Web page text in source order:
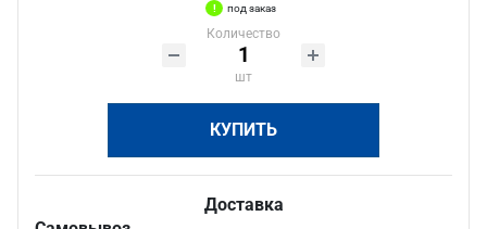
под заказ
Количество
шт
КУПИТЬ
Доставка